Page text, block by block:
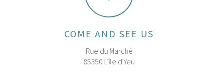
COME AND SEE US
Rue du Marché
85350 L'île d'Yeu